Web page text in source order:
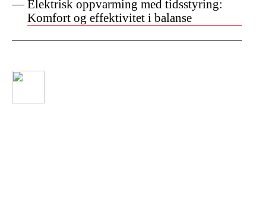
Elektrisk oppvarming med tidsstyring:
Komfort og effektivitet i balanse